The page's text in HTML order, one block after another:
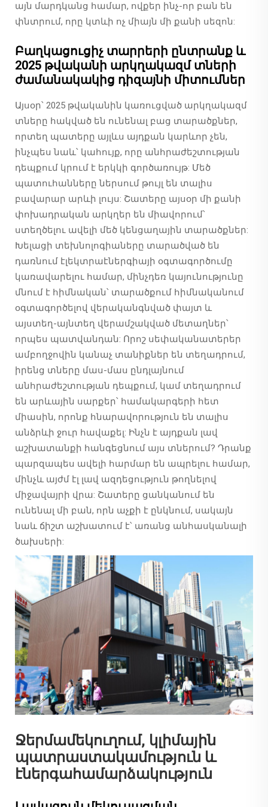
այն մարդկանց համար, ովքեր ինչ-որ բան են
փնտրում, որը կտևի ոչ միայն մի քանի սեզոն:
Բաղկացուցիչ տարրերի ընտրանք և
2025 թվականի արկղակազմ տների
ժամանակակից դիզայնի միտումներ
Այսօր՝ 2025 թվականին կառուցված արկղակազմ
տները հակված են ունենալ բաց տարածքներ,
որտեղ պատերը այլևս այդքան կարևոր չեն,
ինչպես նաև՝ կահույք, որը անհրաժեշտության
դեպքում կրում է երկկի գործառույթ: Մեծ
պատուհանները ներսում թույլ են տալիս
բավարար արևի լույս: Շատերը այսօր մի քանի
փոխադրական արկղեր են միավորում՝
ստեղծելու ավելի մեծ կենցաղային տարածքներ:
Խելացի տեխնոլոգիաները տարածված են
դառնում էլեկտրաէներգիայի օգտագործումը
կառավարելու համար, մինչդեռ կայունությունը
մնում է հիմնական՝ տարածքում հիմնականում
օգտագործելով վերականգնված փայտ և
այստեղ-այնտեղ վերամշակված մետաղներ՝
որպես պատվանդան: Որոշ սեփականատերեր
ամբողջովին կանաչ տանիքներ են տեղադրում,
իրենց տները մաս-մաս ընդլայնում
անհրաժեշտության դեպքում, կամ տեղադրում
են արևային սարքեր՝ համակարգերի հետ
միասին, որոնք հնարավորություն են տալիս
անձրևի ջուր հավաքել: Ինչն է այդքան լավ
աշխատանքի հանգեցնում այս տներում? Դրանք
պարզապես ավելի հարմար են ապրելու համար,
մինչև այժմ էլ լավ ազդեցություն թողնելով
միջավայրի վրա: Շատերը ցանկանում են
ունենալ մի բան, որն աչքի է ընկնում, սակայն
նաև ճիշտ աշխատում է՝ առանց անհասկանալի
ծախսերի:
Ջերմամեկուղում, կլիմային
պատրաստակամություն և
էներգահամարձակություն